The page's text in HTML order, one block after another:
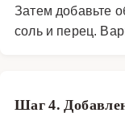
Затем добавьте
соль и перец.
Шаг 4.